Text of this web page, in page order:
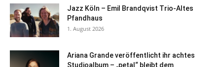
Jazz Köln – Emil Brandqvist Trio-Altes
Pfandhaus
1. August 2026
Ariana Grande veröffentlicht ihr achtes
Studioalbum – „petal“ bleibt dem